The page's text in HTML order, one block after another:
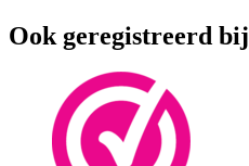
Ook geregistreerd bij